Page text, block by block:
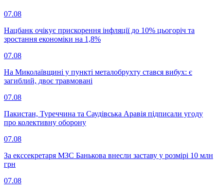
07.08
Нацбанк очікує прискорення інфляції до 10% цьогоріч та
зростання економіки на 1,8%
07.08
На Миколаївщині у пункті металобрухту стався вибух: є
загиблий, двоє травмовані
07.08
Пакистан, Туреччина та Саудівська Аравія підписали угоду
про колективну оборону
07.08
За екссекретаря МЗС Банькова внесли заставу у розмірі 10 млн
грн
07.08